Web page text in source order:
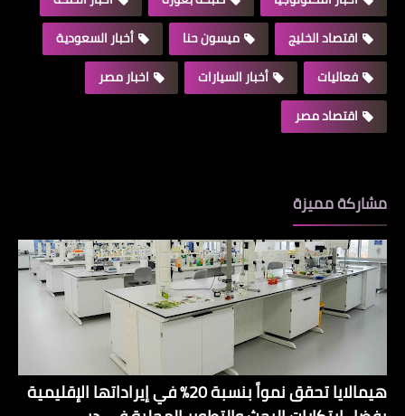
اقتصاد الخليج
ميسون حنا
أخبار السعودية
فعاليات
أخبار السيارات
اخبار مصر
اقتصاد مصر
مشاركة مميزة
هيمالايا تحقق نمواً بنسبة 20% في إيراداتها الإقليمية